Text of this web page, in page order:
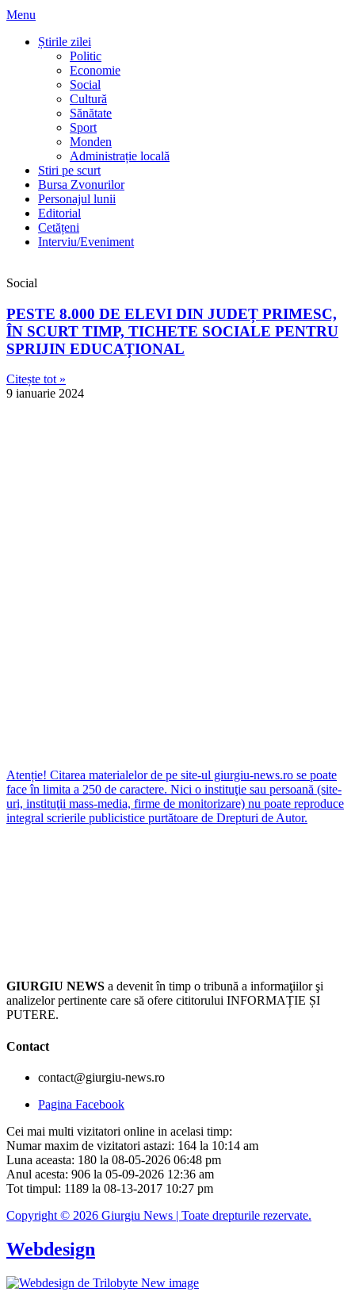
Menu
Știrile zilei
Politic
Economie
Social
Cultură
Sănătate
Sport
Monden
Administrație locală
Stiri pe scurt
Bursa Zvonurilor
Personajul lunii
Editorial
Cetățeni
Interviu/Eveniment
Social
PESTE 8.000 DE ELEVI DIN JUDEȚ PRIMESC,
ÎN SCURT TIMP, TICHETE SOCIALE PENTRU
SPRIJIN EDUCAȚIONAL
Citește tot »
9 ianuarie 2024
Atenție! Citarea materialelor de pe site-ul giurgiu-news.ro se poate
face în limita a 250 de caractere. Nici o instituţie sau persoană (site-
uri, instituţii mass-media, firme de monitorizare) nu poate reproduce
integral scrierile publicistice purtătoare de Drepturi de Autor.
GIURGIU NEWS a devenit în timp o tribună a informaţiilor şi
analizelor pertinente care să ofere cititorului INFORMAȚIE ȘI
PUTERE.
Contact
contact@giurgiu-news.ro
Pagina Facebook
Cei mai multi vizitatori online in acelasi timp:
Numar maxim de vizitatori astazi: 164 la 10:14 am
Luna aceasta: 180 la 08-05-2026 06:48 pm
Anul acesta: 906 la 05-09-2026 12:36 am
Tot timpul: 1189 la 08-13-2017 10:27 pm
Copyright © 2026 Giurgiu News | Toate drepturile rezervate.
Webdesign